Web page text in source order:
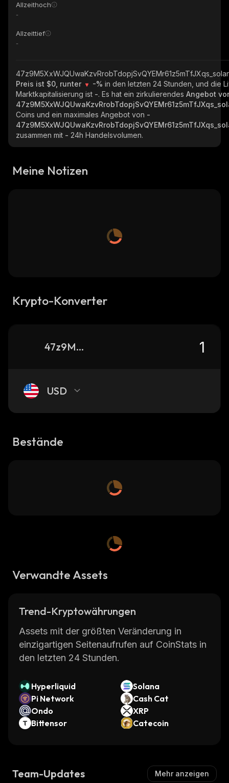
Allzeithoch
-
Allzeittief
-
Preis ist $0, runter
-% in den letzten 24 Stunden, und die
Marktkapitalisierung ist -. Es hat ein zirkulierendes Angebot
Coins und ein maximales Angebot von -
zusammen mit - 24h Handelsvolumen.
Meine Notizen
Krypto-Konverter
47z9M5XxWJQUwaKzvRrobTdopjSvQYEMr61z5mTfJXqs_solana
USD
Bestände
Verwandte Assets
Trend-Kryptowährungen
Assets mit der größten Veränderung in
einzigartigen Seitenaufrufen auf CoinStats in
den letzten 24 Stunden.
Hyperliquid
Solana
Pi Network
Cash Cat
Ondo
XRP
Bittensor
Catecoin
Team-Updates Mehr anzeigen